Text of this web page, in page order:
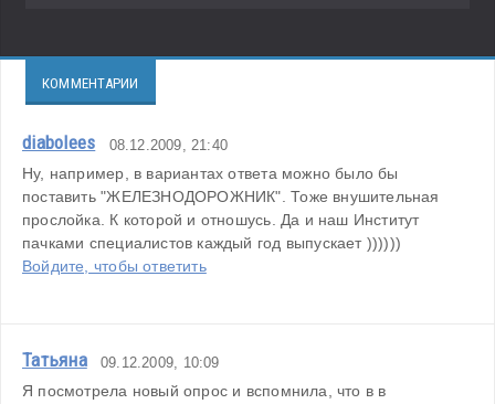
КОММЕНТАРИИ
diabolees 08.12.2009, 21:40
Ну, например, в вариантах ответа можно было бы
поставить "ЖЕЛЕЗНОДОРОЖНИК". Тоже внушительная
прослойка. К которой и отношусь. Да и наш Институт
пачками специалистов каждый год выпускает ))))))
Войдите, чтобы ответить
Татьяна 09.12.2009, 10:09
Я посмотрела новый опрос и вспомнила, что в в